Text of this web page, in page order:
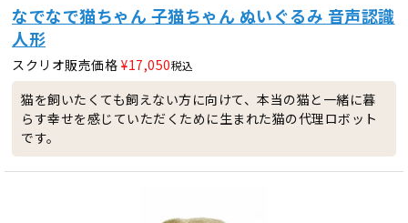
なでなで猫ちゃん 子猫ちゃん ぬいぐるみ 音声認識
人形
スクリオ販売価格 ¥17,050税込
猫を飼いたくても飼えない方に向けて、本当の猫と一緒に暮
らす幸せを感じていただくために生まれた猫の代理ロボット
です。